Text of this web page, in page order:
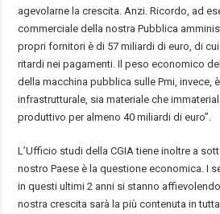
agevolarne la crescita. Anzi. Ricordo, ad
commerciale della nostra Pubblica
propri fornitori è di 57 miliardi di euro, di
ritardi nei pagamenti. Il peso economico
della macchina pubblica sulle Pmi, invece,
infrastrutturale, sia materiale che
produttivo per almeno 40 miliardi di euro”.
L’Ufficio studi della CGIA tiene inoltre a
nostro Paese è la questione economica. I
in questi ultimi 2 anni si stanno
nostra crescita sarà la più contenuta in tutta